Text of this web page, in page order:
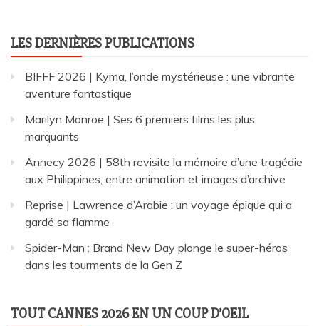
LES DERNIÈRES PUBLICATIONS
BIFFF 2026 | Kyma, l’onde mystérieuse : une vibrante
aventure fantastique
Marilyn Monroe | Ses 6 premiers films les plus
marquants
Annecy 2026 | 58th revisite la mémoire d’une tragédie
aux Philippines, entre animation et images d’archive
Reprise | Lawrence d’Arabie : un voyage épique qui a
gardé sa flamme
Spider-Man : Brand New Day plonge le super-héros
dans les tourments de la Gen Z
TOUT CANNES 2026 EN UN COUP D’OEIL